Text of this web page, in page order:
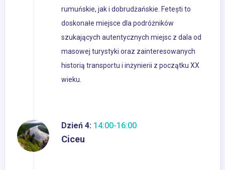
rumuńskie, jak i dobrudżańskie. Fetești to
doskonałe miejsce dla podróżników
szukających autentycznych miejsc z dala od
masowej turystyki oraz zainteresowanych
historią transportu i inżynierii z początku XX
wieku.
Dzień 4: 14:00-16:00
Ciceu